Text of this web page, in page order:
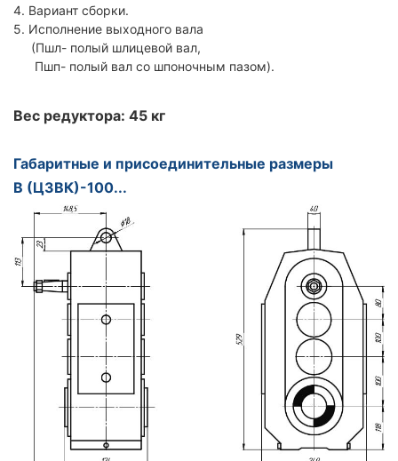
4. Вариант сборки.
5. Исполнение выходного вала
(Пшл- полый шлицевой вал,
Пшп- полый вал со шпоночным пазом).
Вес редуктора: 45 кг
Габаритные и присоединительные размеры
В (Ц3ВК)-100...